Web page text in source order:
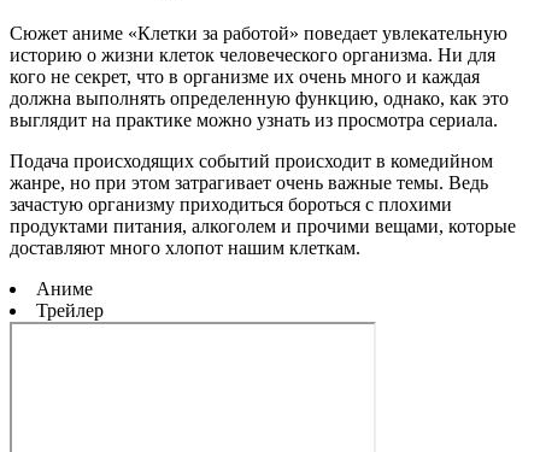
Сюжет аниме «Клетки за работой» поведает увлекательную
историю о жизни клеток человеческого организма. Ни для
кого не секрет, что в организме их очень много и каждая
должна выполнять определенную функцию, однако, как это
выглядит на практике можно узнать из просмотра сериала.
Подача происходящих событий происходит в комедийном
жанре, но при этом затрагивает очень важные темы. Ведь
зачастую организму приходиться бороться с плохими
продуктами питания, алкоголем и прочими вещами, которые
доставляют много хлопот нашим клеткам.
Аниме
Трейлер